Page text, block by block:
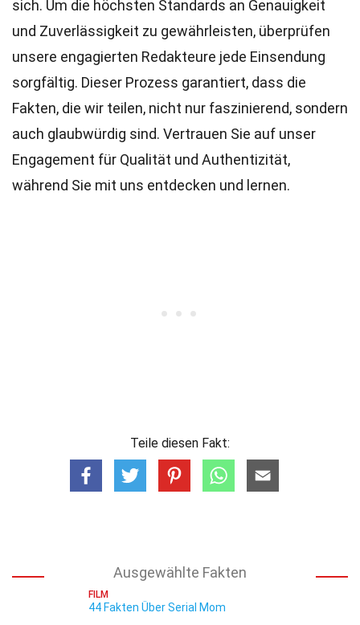
sich. Um die höchsten Standards an Genauigkeit
und Zuverlässigkeit zu gewährleisten, überprüfen
unsere engagierten Redakteure jede Einsendung
sorgfältig. Dieser Prozess garantiert, dass die
Fakten, die wir teilen, nicht nur faszinierend, sondern
auch glaubwürdig sind. Vertrauen Sie auf unser
Engagement für Qualität und Authentizität,
während Sie mit uns entdecken und lernen.
Teile diesen Fakt:
Ausgewählte Fakten
FILM
44 Fakten Über Serial Mom